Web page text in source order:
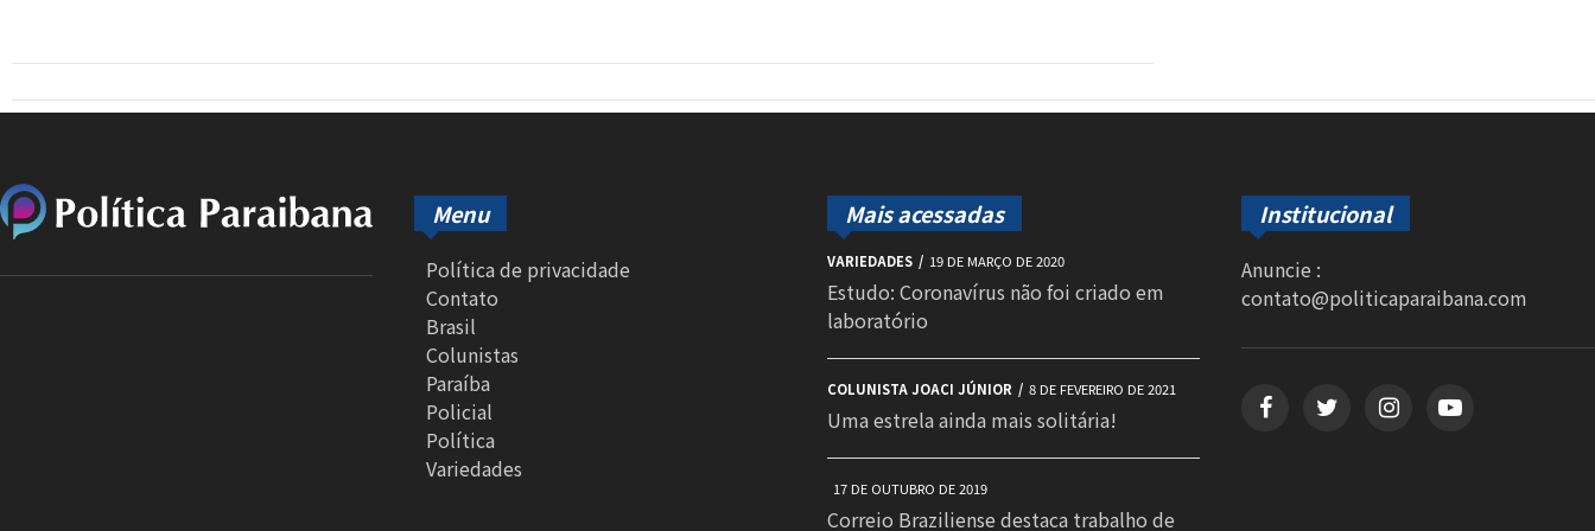
Menu
Política de privacidade
Contato
Brasil
Colunistas
Paraíba
Policial
Política
Variedades
Mais acessadas
VARIEDADES 19 DE MARÇO DE 2020
Estudo: Coronavírus não foi criado em
laboratório
COLUNISTA JOACI JÚNIOR 8 DE FEVEREIRO DE 2021
Uma estrela ainda mais solitária!
17 DE OUTUBRO DE 2019
Correio Braziliense destaca trabalho de
Institucional
Anuncie :
contato@politicaparaibana.com